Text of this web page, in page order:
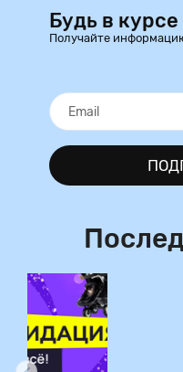
Будь в курсе
Получайте